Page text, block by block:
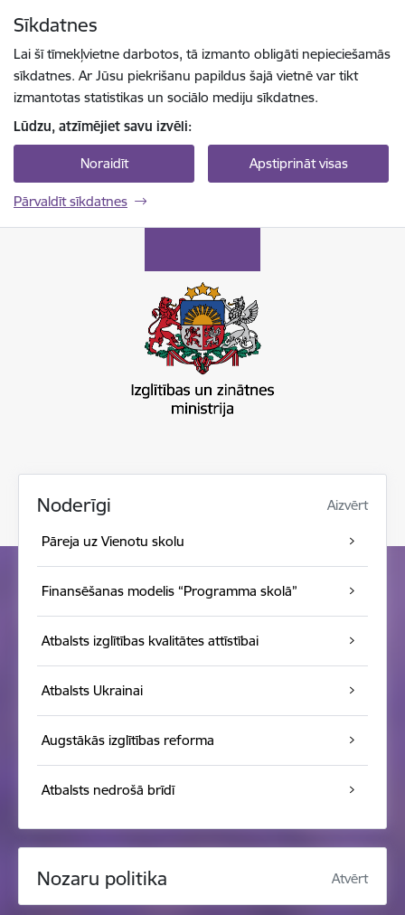
Sīkdatnes
Lai šī tīmekļvietne darbotos, tā izmanto obligāti nepieciešamās
sīkdatnes. Ar Jūsu piekrišanu papildus šajā vietnē var tikt
izmantotas statistikas un sociālo mediju sīkdatnes.
Lūdzu, atzīmējiet savu izvēli:
Noraidīt Apstiprināt visas
Pārvaldīt sīkdatnes
Noderīgi Aizvērt
Pāreja uz Vienotu skolu
Finansēšanas modelis “Programma skolā”
Atbalsts izglītības kvalitātes attīstībai
Atbalsts Ukrainai
Augstākās izglītības reforma
Atbalsts nedrošā brīdī
Nozaru politika Atvērt